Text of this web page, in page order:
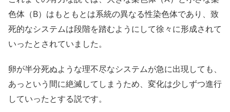
色体（B）はもともとは系統の異なる性染色体であり、致
死的なシステムは段階を踏むようにして徐々に形成されて
いったとされていました。
卵が半分死ぬような理不尽なシステムが急に出現しても、
あっという間に絶滅してしまうため、変化は少しずつ進行
していったとする説です。